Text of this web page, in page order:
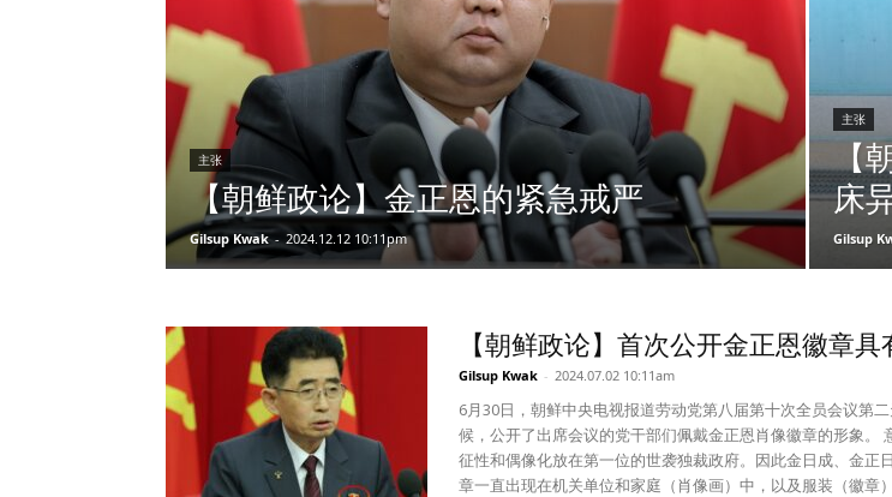
主张
【朝鲜政论】金正恩的紧急戒严
Gilsup Kwak - 2024.12.12 10:11pm
主张
【
床
Gilsup
【朝鲜政论】首次公开金正恩徽章具
Gilsup Kwak - 2024.07.02 10:11am
6月30日，朝鲜中央电视报道劳动党第八届第十次全员会议第
候，公开了出席会议的党干部们佩戴金正恩肖像徽章的形象。 意义 朝鲜是把象
征性和偶像化放在第一位的世袭独裁政府。因此金日成、金正
章一直出现在机关单位和家庭（肖像画）中，以及服装（徽章）上。 可